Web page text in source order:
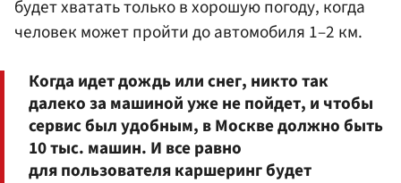
будет хватать только в хорошую погоду, когда
человек может пройти до автомобиля 1–2 км.
Когда идет дождь или снег, никто так
далеко за машиной уже не пойдет, и чтобы
сервис был удобным, в Москве должно быть
10 тыс. машин. И все равно
для пользователя каршеринг будет